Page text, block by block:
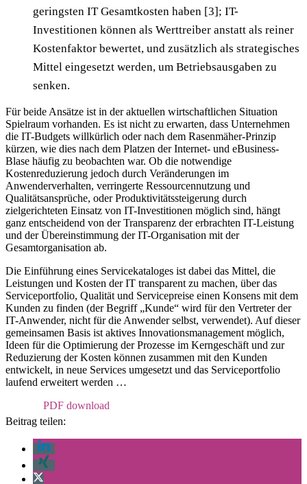
geringsten IT Gesamtkosten haben [3]; IT-
Investitionen können als Werttreiber anstatt als reiner
Kostenfaktor bewertet, und zusätzlich als strategisches
Mittel eingesetzt werden, um Betriebsausgaben zu
senken.
Für beide Ansätze ist in der aktuellen wirtschaftlichen Situation
Spielraum vorhanden. Es ist nicht zu erwarten, dass Unternehmen
die IT-Budgets willkürlich oder nach dem Rasenmäher-Prinzip
kürzen, wie dies nach dem Platzen der Internet- und eBusiness-
Blase häufig zu beobachten war. Ob die notwendige
Kostenreduzierung jedoch durch Veränderungen im
Anwenderverhalten, verringerte Ressourcennutzung und
Qualitätsansprüche, oder Produktivitätssteigerung durch
zielgerichteten Einsatz von IT-Investitionen möglich sind, hängt
ganz entscheidend von der Transparenz der erbrachten IT-Leistung
und der Übereinstimmung der IT-Organisation mit der
Gesamtorganisation ab.
Die Einführung eines Servicekataloges ist dabei das Mittel, die
Leistungen und Kosten der IT transparent zu machen, über das
Serviceportfolio, Qualität und Servicepreise einen Konsens mit dem
Kunden zu finden (der Begriff „Kunde“ wird für den Vertreter der
IT-Anwender, nicht für die Anwender selbst, verwendet). Auf dieser
gemeinsamen Basis ist aktives Innovationsmanagement möglich,
Ideen für die Optimierung der Prozesse im Kerngeschäft und zur
Reduzierung der Kosten können zusammen mit den Kunden
entwickelt, in neue Services umgesetzt und das Serviceportfolio
laufend erweitert werden …
Beitrag teilen: